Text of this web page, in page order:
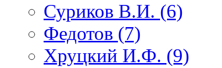
Суриков В.И. (6)
Федотов (7)
Хруцкий И.Ф. (9)